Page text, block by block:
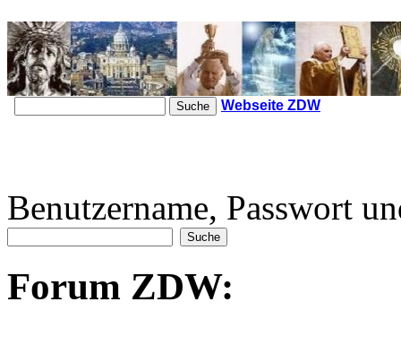
Webseite ZDW
Benutzername, Passwort
Forum ZDW: